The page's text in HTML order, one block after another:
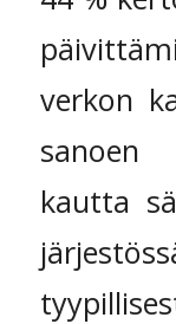
verkon
sanoen
kautta